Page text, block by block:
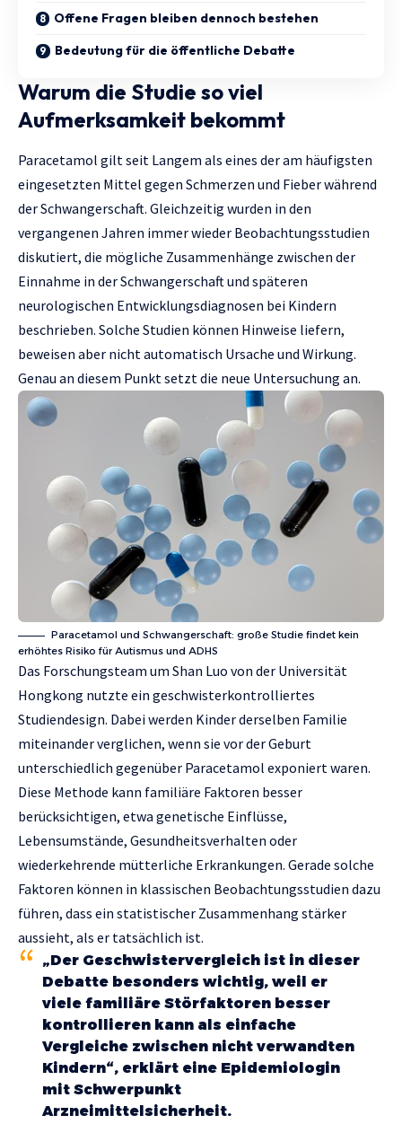
Offene Fragen bleiben dennoch bestehen
Bedeutung für die öffentliche Debatte
Warum die Studie so viel
Aufmerksamkeit bekommt
Paracetamol gilt seit Langem als eines der am häufigsten
eingesetzten Mittel gegen Schmerzen und Fieber während
der Schwangerschaft. Gleichzeitig wurden in den
vergangenen Jahren immer wieder Beobachtungsstudien
diskutiert, die mögliche Zusammenhänge zwischen der
Einnahme in der Schwangerschaft und späteren
neurologischen Entwicklungsdiagnosen bei Kindern
beschrieben. Solche Studien können Hinweise liefern,
beweisen aber nicht automatisch Ursache und Wirkung.
Genau an diesem Punkt setzt die neue Untersuchung an.
Paracetamol und Schwangerschaft: große Studie findet kein
erhöhtes Risiko für Autismus und ADHS
Das Forschungsteam um Shan Luo von der Universität
Hongkong nutzte ein geschwisterkontrolliertes
Studiendesign. Dabei werden Kinder derselben Familie
miteinander verglichen, wenn sie vor der Geburt
unterschiedlich gegenüber Paracetamol exponiert waren.
Diese Methode kann familiäre Faktoren besser
berücksichtigen, etwa genetische Einflüsse,
Lebensumstände, Gesundheitsverhalten oder
wiederkehrende mütterliche Erkrankungen. Gerade solche
Faktoren können in klassischen Beobachtungsstudien dazu
führen, dass ein statistischer Zusammenhang stärker
aussieht, als er tatsächlich ist.
„Der Geschwistervergleich ist in dieser
Debatte besonders wichtig, weil er
viele familiäre Störfaktoren besser
kontrollieren kann als einfache
Vergleiche zwischen nicht verwandten
Kindern“, erklärt eine Epidemiologin
mit Schwerpunkt
Arzneimittelsicherheit.